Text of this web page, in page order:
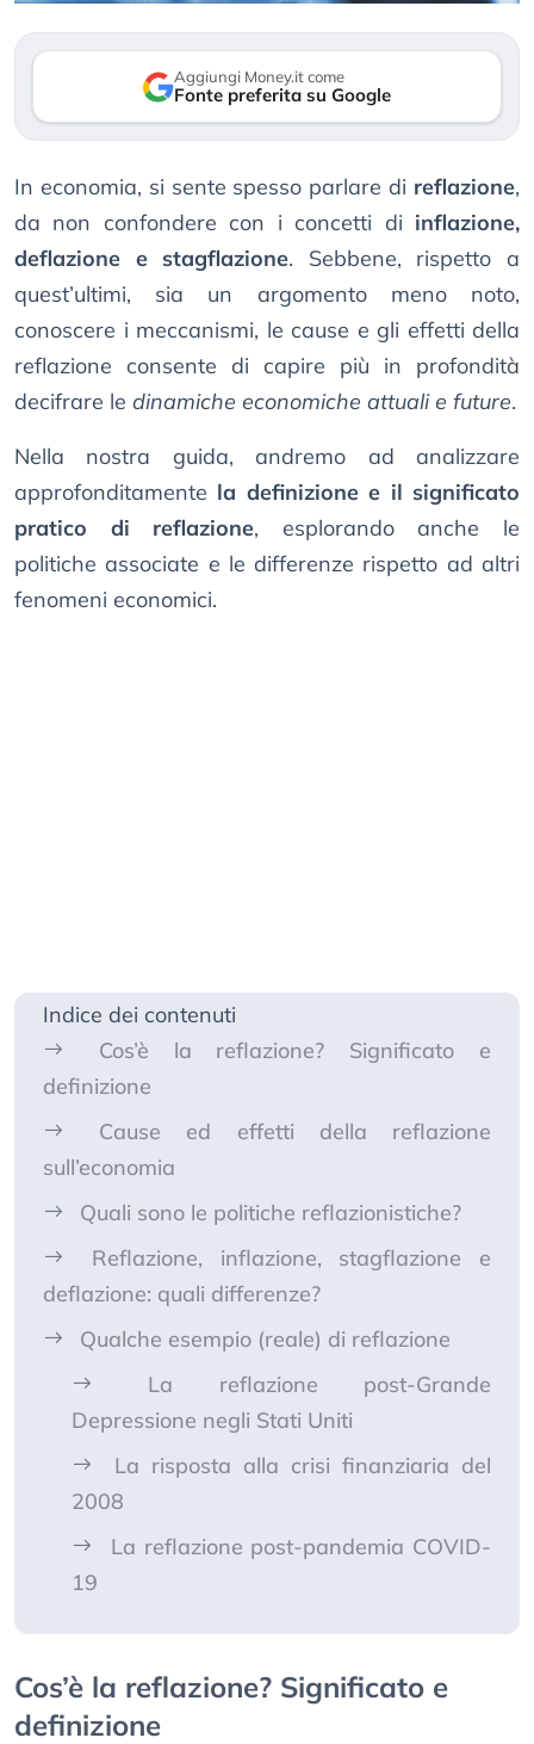
Aggiungi Money.it come
Fonte preferita su Google
In economia, si sente spesso parlare di reflazione,
da non confondere con i concetti di inflazione,
deflazione e stagflazione. Sebbene, rispetto a
quest’ultimi, sia un argomento meno noto,
conoscere i meccanismi, le cause e gli effetti della
reflazione consente di capire più in profondità
decifrare le dinamiche economiche attuali e future.
Nella nostra guida, andremo ad analizzare
approfonditamente la definizione e il significato
pratico di reflazione, esplorando anche le
politiche associate e le differenze rispetto ad altri
fenomeni economici.​
Indice dei contenuti
Cos’è la reflazione? Significato e
definizione
Cause ed effetti della reflazione
sull’economia
Quali sono le politiche reflazionistiche?
Reflazione, inflazione, stagflazione e
deflazione: quali differenze?
Qualche esempio (reale) di reflazione
La reflazione post-Grande
Depressione negli Stati Uniti
La risposta alla crisi finanziaria del
2008
La reflazione post-pandemia COVID-
19
Cos’è la reflazione? Significato e
definizione